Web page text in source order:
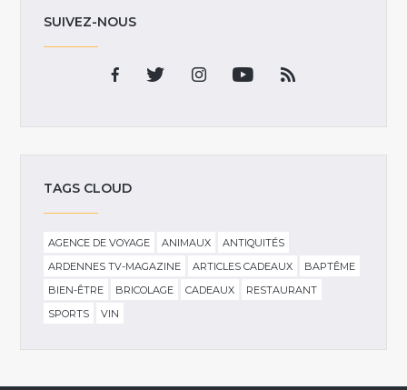
SUIVEZ-NOUS
TAGS CLOUD
AGENCE DE VOYAGE ANIMAUX
ANTIQUITÉS
ARDENNES TV-MAGAZINE
ARTICLES CADEAUX
BAPTÊME
BIEN-ÊTRE
BRICOLAGE CADEAUX
RESTAURANT
SPORTS
VIN